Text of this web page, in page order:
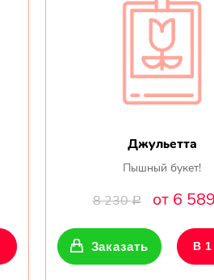
Джульетта
Пышный букет!
8 230Р от 6 589
Заказать В